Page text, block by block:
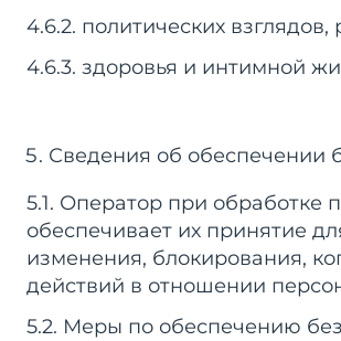
4.6.2. политических
4.6.3. здоровья и интимной
Сведения об обеспечении
5.1. Оператор при
обеспечивает их принятие
изменения, блокирования,
действий в отношении
5.2. Меры по обеспечению